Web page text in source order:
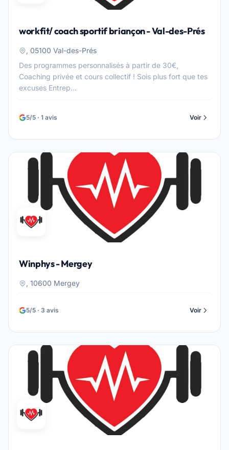
workfit/ coach sportif briançon - Val-des-Prés
, 05100 Val-des-Prés
Des programmes personnalisés à partir de 30€,
Coaching privée et cours collectif ! Sois plus fort que tes
excuses Entrep...
5/5 · 1 avis Voir
Winphys - Mergey
, 10600 Mergey
5/5 · 3 avis Voir